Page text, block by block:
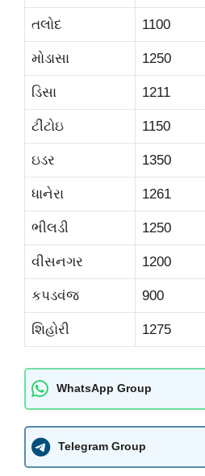
તલોદ 1100
મોડાસા 1250
ડિસા 1211
ટીંટોઇ 1150
ઇડર 1350
ધાનેરા 1261
ભીલડી 1250
વીસનગર 1200
કપડવંજ 900
શિહોરી 1275
WhatsApp Group
Telegram Group